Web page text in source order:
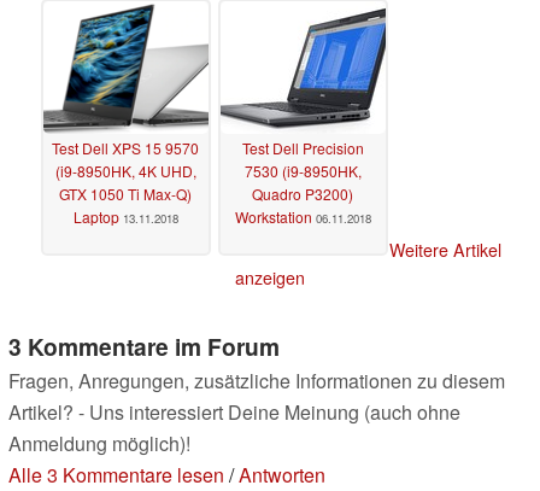
Test Dell XPS 15 9570
(i9-8950HK, 4K UHD,
GTX 1050 Ti Max-Q)
Laptop 13.11.2018
Test Dell Precision
7530 (i9-8950HK,
Quadro P3200)
Workstation 06.11.2018
Weitere Artikel
anzeigen
3 Kommentare im Forum
Fragen, Anregungen, zusätzliche Informationen zu diesem
Artikel? - Uns interessiert Deine Meinung (auch ohne
Anmeldung möglich)!
Alle 3 Kommentare lesen /Antworten